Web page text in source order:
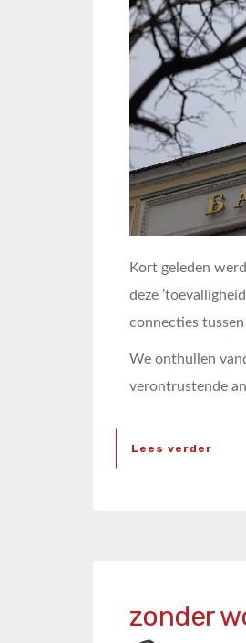
Kort geleden
deze
connecties
We onthullen
verontrustende
Lees verder
zonder